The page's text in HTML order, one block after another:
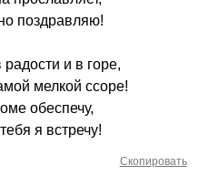
поздравляю!
и в горе,
мелкой ссоре!
обеспечу,
я встречу!
Скопировать